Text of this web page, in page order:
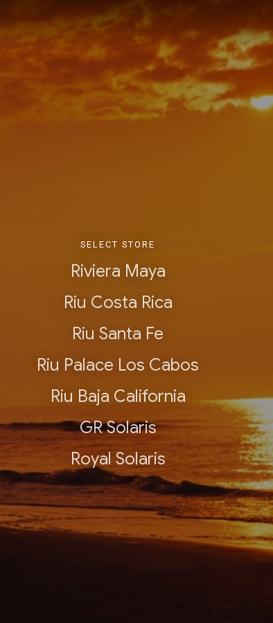
SELECT STORE
Riviera Maya
Riu Costa Rica
Riu Santa Fe
Riu Palace Los Cabos
Riu Baja California
GR Solaris
Royal Solaris